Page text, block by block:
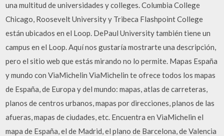
una multitud de universidades y colleges. Columbia College
Chicago, Roosevelt University y Tribeca Flashpoint College
están ubicados en el Loop. DePaul University también tiene un
campus en el Loop. Aquí nos gustaría mostrarte una descripción,
pero el sitio web que estás mirando no lo permite. Mapas España
y mundo con ViaMichelin ViaMichelin te ofrece todos los mapas
de España, de Europa y del mundo: mapas, atlas de carreteras,
planos de centros urbanos, mapas por direcciones, planos de las
afueras, mapas de ciudades, etc. Encuentra en ViaMichelin el
mapa de España, el de Madrid, el plano de Barcelona, de Valencia